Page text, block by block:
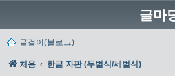
글마
글걸이(블로그)
처음 한글 자판 (두벌식/세벌식)